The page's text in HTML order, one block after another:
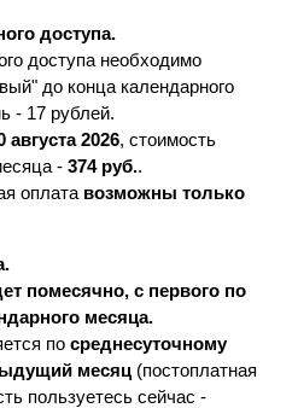
доступа.
доступа необходимо
до конца календарного
- 17 рублей.
августа 2026, стоимость
- 374 руб..
оплата возможны только
помесячно, с первого по
месяца.
по среднесуточному
месяц (постоплатная
пользуетесь сейчас -